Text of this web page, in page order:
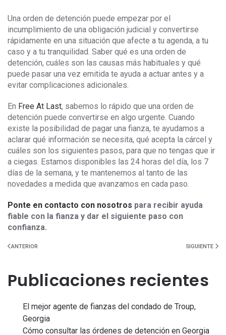
Una orden de detención puede empezar por el
incumplimiento de una obligación judicial y convertirse
rápidamente en una situación que afecte a tu agenda, a tu
caso y a tu tranquilidad. Saber qué es una orden de
detención, cuáles son las causas más habituales y qué
puede pasar una vez emitida te ayuda a actuar antes y a
evitar complicaciones adicionales.
En Free At Last, sabemos lo rápido que una orden de
detención puede convertirse en algo urgente. Cuando
existe la posibilidad de pagar una fianza, te ayudamos a
aclarar qué información se necesita, qué acepta la cárcel y
cuáles son los siguientes pasos, para que no tengas que ir
a ciegas. Estamos disponibles las 24 horas del día, los 7
días de la semana, y te mantenemos al tanto de las
novedades a medida que avanzamos en cada paso.
Ponte en contacto con nosotros para recibir ayuda
fiable con la fianza y dar el siguiente paso con
confianza.
ANTERIOR SIGUIENTE
Publicaciones recientes
El mejor agente de fianzas del condado de Troup,
Georgia
Cómo consultar las órdenes de detención en Georgia